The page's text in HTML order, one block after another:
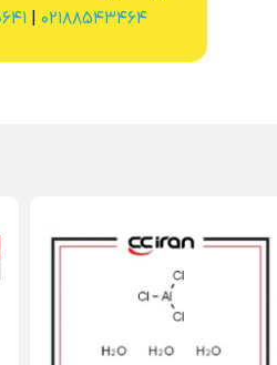
02188543464